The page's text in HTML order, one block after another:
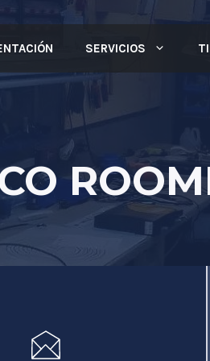
SERVICIOS